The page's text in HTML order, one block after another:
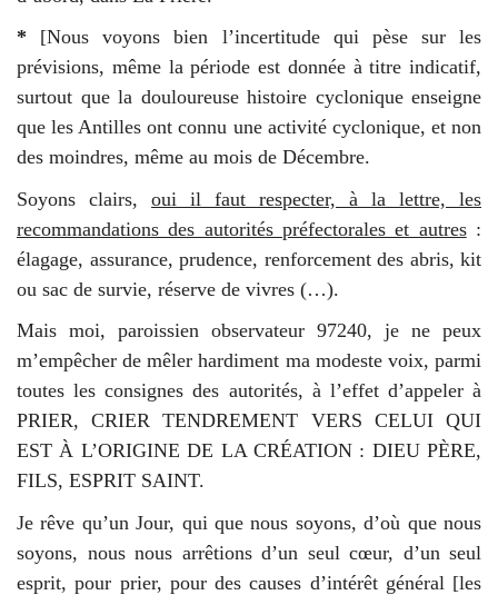
* [Nous voyons bien l’incertitude qui pèse sur les
prévisions, même la période est donnée à titre indicatif,
surtout que la douloureuse histoire cyclonique enseigne
que les Antilles ont connu une activité cyclonique, et non
des moindres, même au mois de Décembre.
Soyons clairs, oui il faut respecter, à la lettre, les
recommandations des autorités préfectorales et autres:
élagage, assurance, prudence, renforcement des abris, kit
ou sac de survie, réserve de vivres (…).
Mais moi, paroissien observateur 97240, je ne peux
m’empêcher de mêler hardiment ma modeste voix, parmi
toutes les consignes des autorités, à l’effet d’appeler à
PRIER, CRIER TENDREMENT VERS CELUI QUI
EST À L’ORIGINE DE LA CRÉATION : DIEU PÈRE,
FILS, ESPRIT SAINT.
Je rêve qu’un Jour, qui que nous soyons, d’où que nous
soyons, nous nous arrêtions d’un seul cœur, d’un seul
esprit, pour prier, pour des causes d’intérêt général [les